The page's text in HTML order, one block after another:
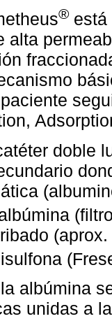
® está
alta
doble
albúmina
unidas a